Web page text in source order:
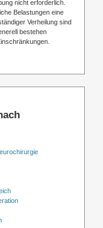
nicht erforderlich.
Belastungen eine
Verheilung sind
bestehen